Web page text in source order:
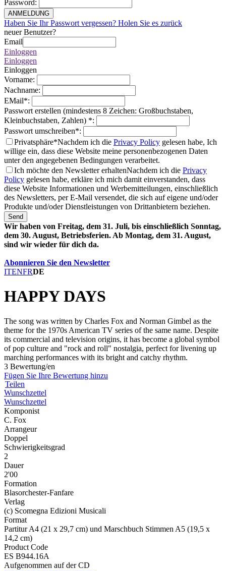
Password:
ANMELDUNG
Haben Sie Ihr Passwort vergessen? Holen Sie es zurück
neuer Benutzer?
Email
Einloggen
Einloggen
Einloggen
Vorname:
Nachname:
EMail*:
Passwort erstellen (mindestens 8 Zeichen: Großbuchstaben,
Kleinbuchstaben, Zahlen) *:
Passwort umschreiben*:
Privatsphäre*Nachdem ich die Privacy Policy gelesen habe, Ich
willige ein, dass diese Website meine personenbezogenen Daten
unter den angegebenen Bedingungen verarbeitet.
Ich möchte den Newsletter erhaltenNachdem ich die Privacy
Policy gelesen habe, erkläre ich mich damit einverstanden, dass
diese Website Informationen und Werbemitteilungen, einschließlich
des Newsletters, per E-Mail versendet, die sich auf eigene und/oder
Produkte und/oder Dienstleistungen von Drittanbietern beziehen.
Send
Wir haben von Freitag, dem 31. Juli, bis einschließlich Sonntag,
dem 30. August, Betriebsferien. Ab Montag, dem 31. August,
sind wir wieder für dich da.
Abonnieren Sie den Newsletter
ITENFRDE
HAPPY DAYS
The song was written by Charles Fox and Norman Gimbel as the
theme for the 1970s American TV series of the same name. Despite
its commercial and television origins, it has become a global symbol
of pop culture and "rock and roll" nostalgia, perfect for livening up
marching performances with its bright and catchy rhythm.
3 Bewertung/en
Fügen Sie Ihre Bewertung hinzu
Teilen
Wunschzettel
Wunschzettel
Komponist
C. Fox
Arrangeur
Doppel
Schwierigkeitsgrad
2
Dauer
2'00
Formation
Blasorchester-Fanfare
Verlag
(c) Scomegna Edizioni Musicali
Format
Partitur A4 (21 x 29,7 cm) und Marschbuch Stimmen A5 (19,5 x
14,2 cm)
Product Code
ES B944.16A
Aufgenommen auf der CD